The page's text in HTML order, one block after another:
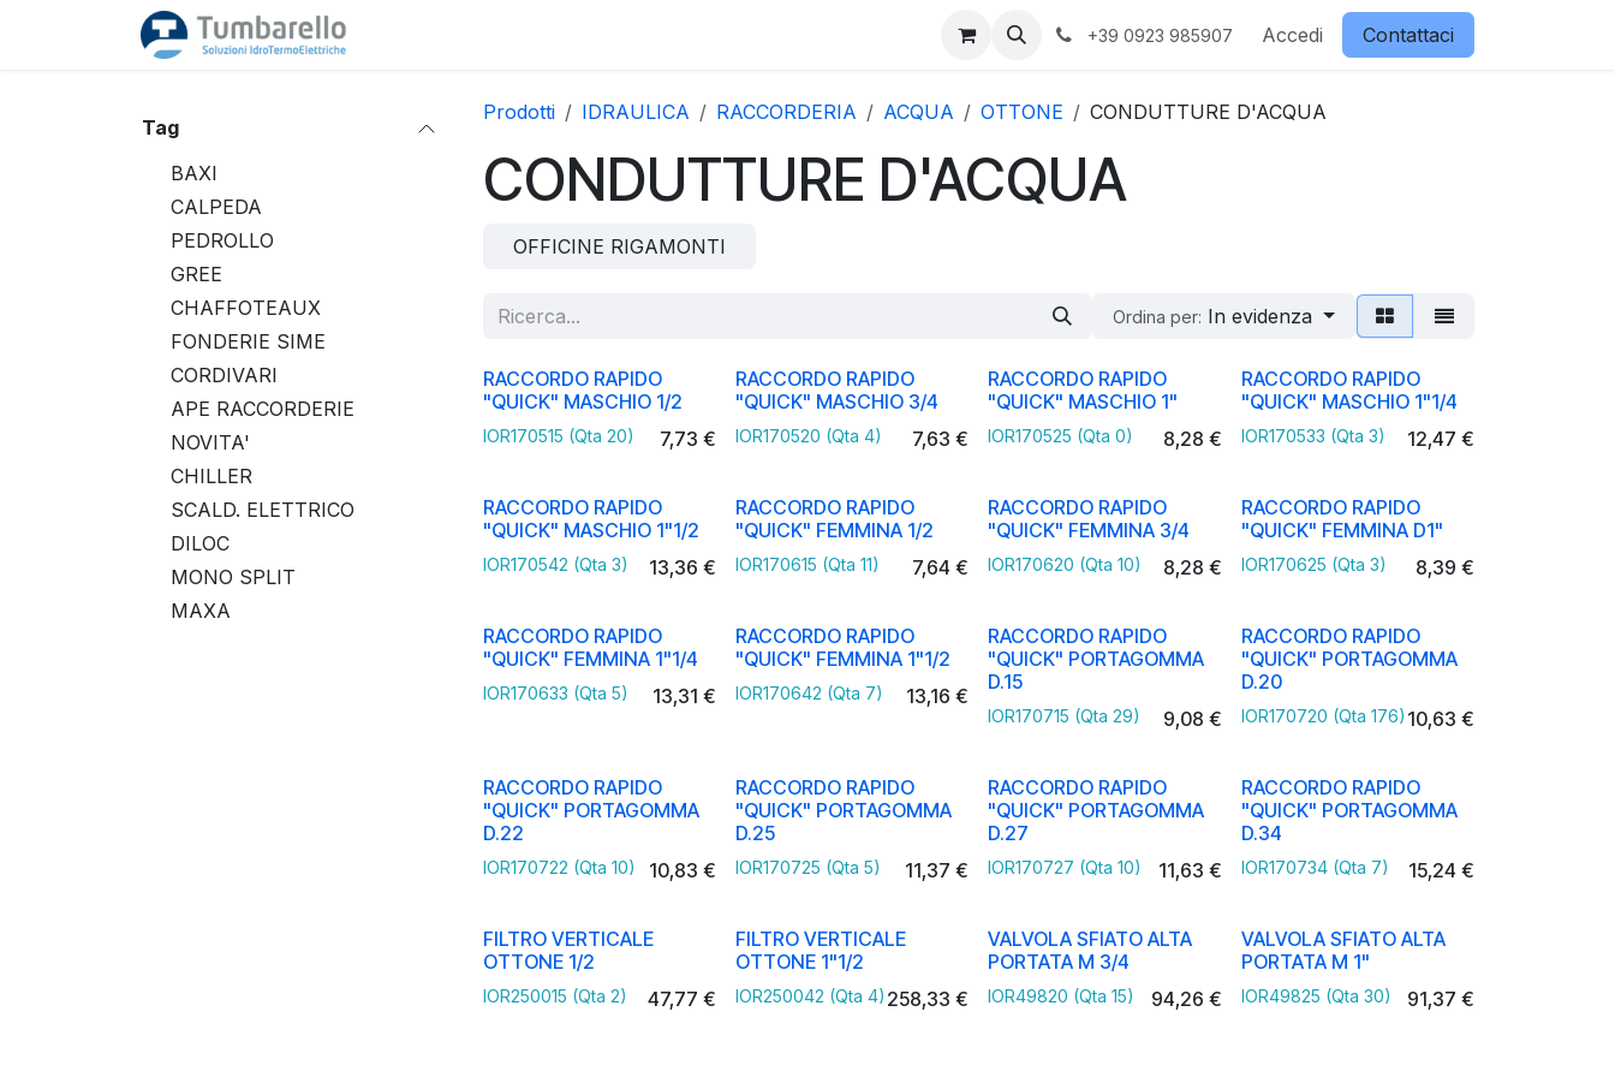
Passa al contenuto
Assistenza tecnica I nostri partner Contattaci Negozio
+39 0923 985907 Accedi Contattaci
Tag
BAXI
CALPEDA
PEDROLLO
GREE
CHAFFOTEAUX
FONDERIE SIME
CORDIVARI
APE RACCORDERIE
NOVITA'
CHILLER
SCALD. ELETTRICO
DILOC
MONO SPLIT
MAXA
Prodotti IDRAULICA RACCORDERIA ACQUA OTTONE CONDUTTURE D'ACQUA
CONDUTTURE D'ACQUA
OFFICINE RIGAMONTI
Ordina per: In evidenza
RACCORDO RAPIDO
"QUICK" MASCHIO 1/2
IOR170515 (Qta 20) 7,73 €
RACCORDO RAPIDO
"QUICK" MASCHIO 3/4
IOR170520 (Qta 4) 7,63 €
RACCORDO RAPIDO
"QUICK" MASCHIO 1"
IOR170525 (Qta 0) 8,28 €
RACCORDO RAPIDO
"QUICK" MASCHIO 1"1/4
IOR170533 (Qta 3) 12,47 €
RACCORDO RAPIDO
"QUICK" MASCHIO 1"1/2
IOR170542 (Qta 3) 13,36 €
RACCORDO RAPIDO
"QUICK" FEMMINA 1/2
IOR170615 (Qta 11) 7,64 €
RACCORDO RAPIDO
"QUICK" FEMMINA 3/4
IOR170620 (Qta 10) 8,28 €
RACCORDO RAPIDO
"QUICK" FEMMINA D1"
IOR170625 (Qta 3) 8,39 €
RACCORDO RAPIDO
"QUICK" FEMMINA 1"1/4
IOR170633 (Qta 5) 13,31 €
RACCORDO RAPIDO
"QUICK" FEMMINA 1"1/2
IOR170642 (Qta 7) 13,16 €
RACCORDO RAPIDO
"QUICK" PORTAGOMMA
D.15
IOR170715 (Qta 29) 9,08 €
RACCORDO RAPIDO
"QUICK" PORTAGOMMA
D.20
IOR170720 (Qta 176) 10,63 €
RACCORDO RAPIDO
"QUICK" PORTAGOMMA
D.22
IOR170722 (Qta 10) 10,83 €
RACCORDO RAPIDO
"QUICK" PORTAGOMMA
D.25
IOR170725 (Qta 5) 11,37 €
RACCORDO RAPIDO
"QUICK" PORTAGOMMA
D.27
IOR170727 (Qta 10) 11,63 €
RACCORDO RAPIDO
"QUICK" PORTAGOMMA
D.34
IOR170734 (Qta 7) 15,24 €
FILTRO VERTICALE
OTTONE 1/2
IOR250015 (Qta 2) 47,77 €
FILTRO VERTICALE
OTTONE 1"1/2
IOR250042 (Qta 4) 258,33 €
VALVOLA SFIATO ALTA
PORTATA M 3/4
IOR49820 (Qta 15) 94,26 €
VALVOLA SFIATO ALTA
PORTATA M 1"
IOR49825 (Qta 30) 91,37 €